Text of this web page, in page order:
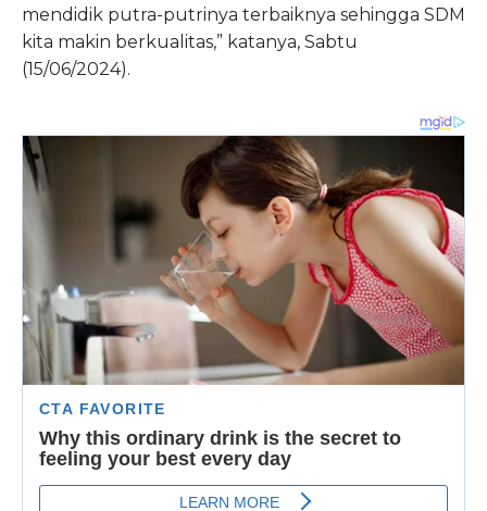
mendidik putra-putrinya terbaiknya sehingga SDM
kita makin berkualitas,” katanya, Sabtu
(15/06/2024).